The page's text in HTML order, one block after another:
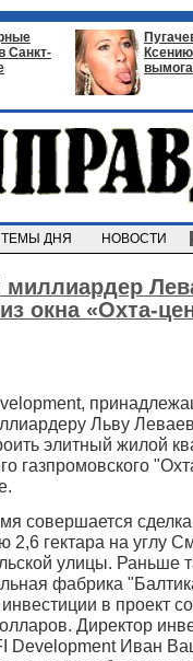
Санкт-
ТЕМЫ ДНЯ НОВОСТИ
миллиардер
окна «Охта-
Льву
элитный жилой
газпромовского
совершается сделка
2,6 гектара на углу
улицы. Раньше
фабрика
в проект
Директор
Development Иван